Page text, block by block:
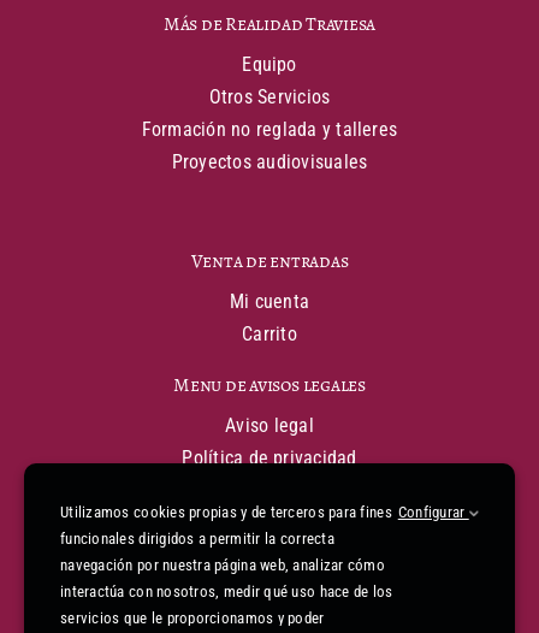
Más de Realidad Traviesa
Equipo
Otros Servicios
Formación no reglada y talleres
Proyectos audiovisuales
Venta de entradas
Mi cuenta
Carrito
Menu de avisos legales
Aviso legal
Política de privacidad
Condiciones generales de venta
Declaración de financiación
Informe de accesibilidad
Mapa web
Utilizamos cookies propias y de terceros para fines
funcionales dirigidos a permitir la correcta
navegación por nuestra página web, analizar cómo
interactúa con nosotros, medir qué uso hace de los
servicios que le proporcionamos y poder
Configurar